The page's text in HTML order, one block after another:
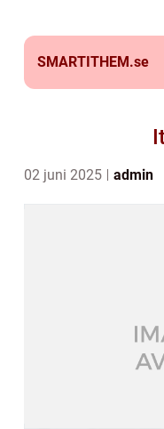
SMARTITHEM.se
02 juni 2025 admin